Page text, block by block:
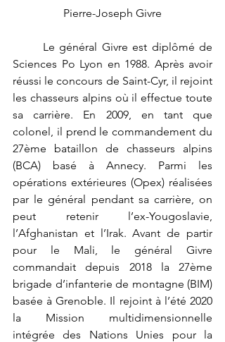
Pierre-Joseph Givre
Sciences Po Lyon en 1988. Après avoir
réussi le concours de Saint-Cyr, il rejoint
les chasseurs alpins où il effectue toute
sa carrière. En 2009, en tant que
colonel, il prend le commandement du
27ème bataillon de chasseurs alpins
(BCA) basé à Annecy. Parmi les
opérations extérieures (Opex) réalisées
par le général pendant sa carrière, on
peut retenir l’ex-Yougoslavie,
l’Afghanistan et l’Irak. Avant de partir
pour le Mali, le général Givre
commandait depuis 2018 la 27ème
brigade d’infanterie de montagne (BIM)
basée à Grenoble. Il rejoint à l’été 2020
la Mission multidimensionnelle
intégrée des Nations Unies pour la